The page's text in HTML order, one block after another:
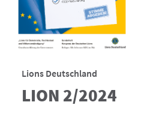
Lions Deutschland
LION 2/2024